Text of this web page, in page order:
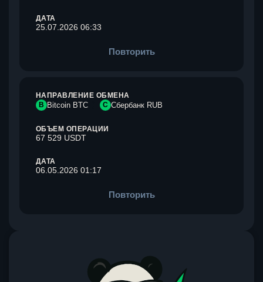
ДАТА
25.07.2026 06:33
Повторить
НАПРАВЛЕНИЕ ОБМЕНА
B Bitcoin BTC С Сбербанк RUB
ОБЪЕМ ОПЕРАЦИИ
67 529 USDT
ДАТА
06.05.2026 01:17
Повторить